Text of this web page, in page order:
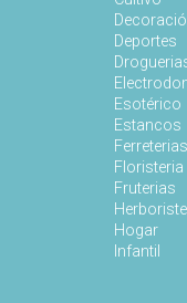
Deportes
Esotérico
Estancos
Ferreterias
Floristeria
Fruterias
Hogar
Infantil